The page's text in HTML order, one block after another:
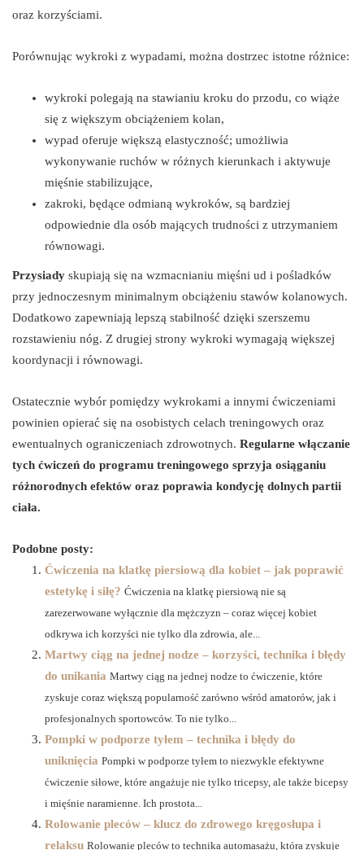
oraz korzyściami.
Porównując wykroki z wypadami, można dostrzec istotne różnice:
wykroki polegają na stawianiu kroku do przodu, co wiąże
się z większym obciążeniem kolan,
wypad oferuje większą elastyczność; umożliwia
wykonywanie ruchów w różnych kierunkach i aktywuje
mięśnie stabilizujące,
zakroki, będące odmianą wykroków, są bardziej
odpowiednie dla osób mających trudności z utrzymaniem
równowagi.
Przysiady skupiają się na wzmacnianiu mięśni ud i pośladków
przy jednoczesnym minimalnym obciążeniu stawów kolanowych.
Dodatkowo zapewniają lepszą stabilność dzięki szerszemu
rozstawieniu nóg. Z drugiej strony wykroki wymagają większej
koordynacji i równowagi.
Ostatecznie wybór pomiędzy wykrokami a innymi ćwiczeniami
powinien opierać się na osobistych celach treningowych oraz
ewentualnych ograniczeniach zdrowotnych. Regularne włączanie
tych ćwiczeń do programu treningowego sprzyja osiąganiu
różnorodnych efektów oraz poprawia kondycję dolnych partii
ciała.
Podobne posty:
Ćwiczenia na klatkę piersiową dla kobiet – jak poprawić
estetykę i siłę? Ćwiczenia na klatkę piersiową nie są
zarezerwowane wyłącznie dla mężczyzn – coraz więcej kobiet
odkrywa ich korzyści nie tylko dla zdrowia, ale...
Martwy ciąg na jednej nodze – korzyści, technika i błędy
do unikania Martwy ciąg na jednej nodze to ćwiczenie, które
zyskuje coraz większą popularność zarówno wśród amatorów, jak i
profesjonalnych sportowców. To nie tylko...
Pompki w podporze tyłem – technika i błędy do
uniknięcia Pompki w podporze tyłem to niezwykle efektywne
ćwiczenie siłowe, które angażuje nie tylko tricepsy, ale także bicepsy
i mięśnie naramienne. Ich prostota...
Rolowanie pleców – klucz do zdrowego kręgosłupa i
relaksu Rolowanie pleców to technika automasażu, która zyskuje